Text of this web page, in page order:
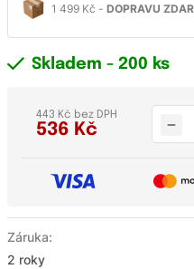
1 499 Kč - DOPRAVU
Záruka:
2 roky
Skladem - 200 ks
536 Kč
443 Kč bez DPH